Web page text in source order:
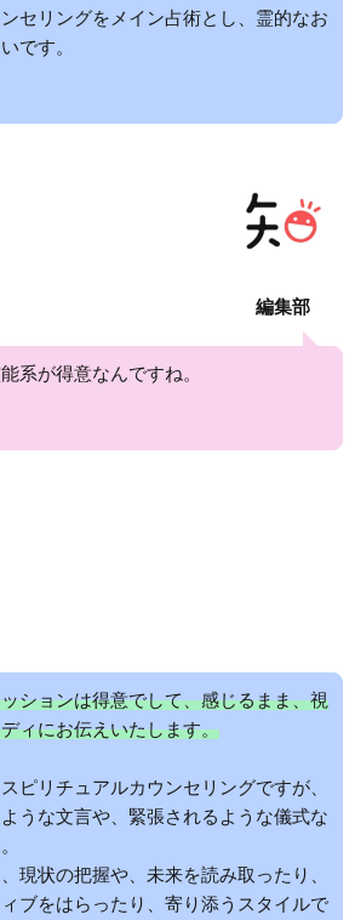
セリングをメイン占術とし、霊的なお
です。
系が得意なんですね。
編集部
ションは得意でして、感じるまま、視
ィにお伝えいたします。
ピリチュアルカウンセリングですが、
うな文言や、緊張されるような儀式な
現状の把握や、未来を読み取ったり、
ブをはらったり、寄り添うスタイルで